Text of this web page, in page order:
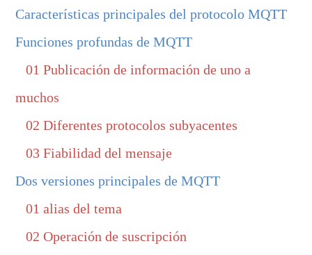
Características principales del protocolo MQTT
Funciones profundas de MQTT
01 Publicación de información de uno a
muchos
02 Diferentes protocolos subyacentes
03 Fiabilidad del mensaje
Dos versiones principales de MQTT
01 alias del tema
02 Operación de suscripción